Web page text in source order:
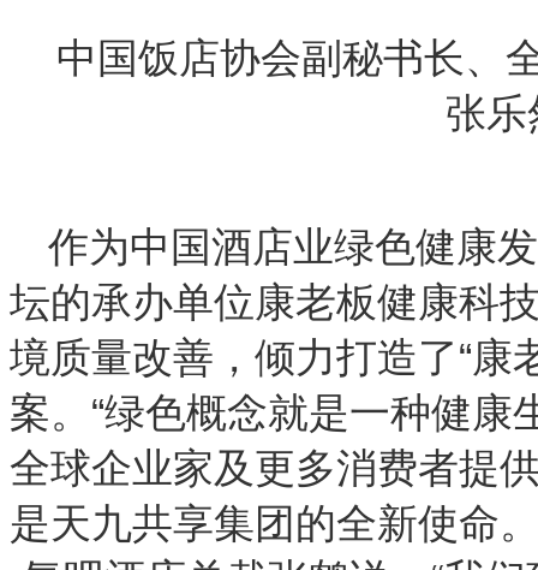
中国饭店协会副秘书长、
张
作为中国酒店业绿色健康
坛的承办单位康老板健康科
境质量改善，倾力打造了“康
案。“绿色概念就是一种健
全球企业家及更多消费者提
是天九共享集团的全新使命